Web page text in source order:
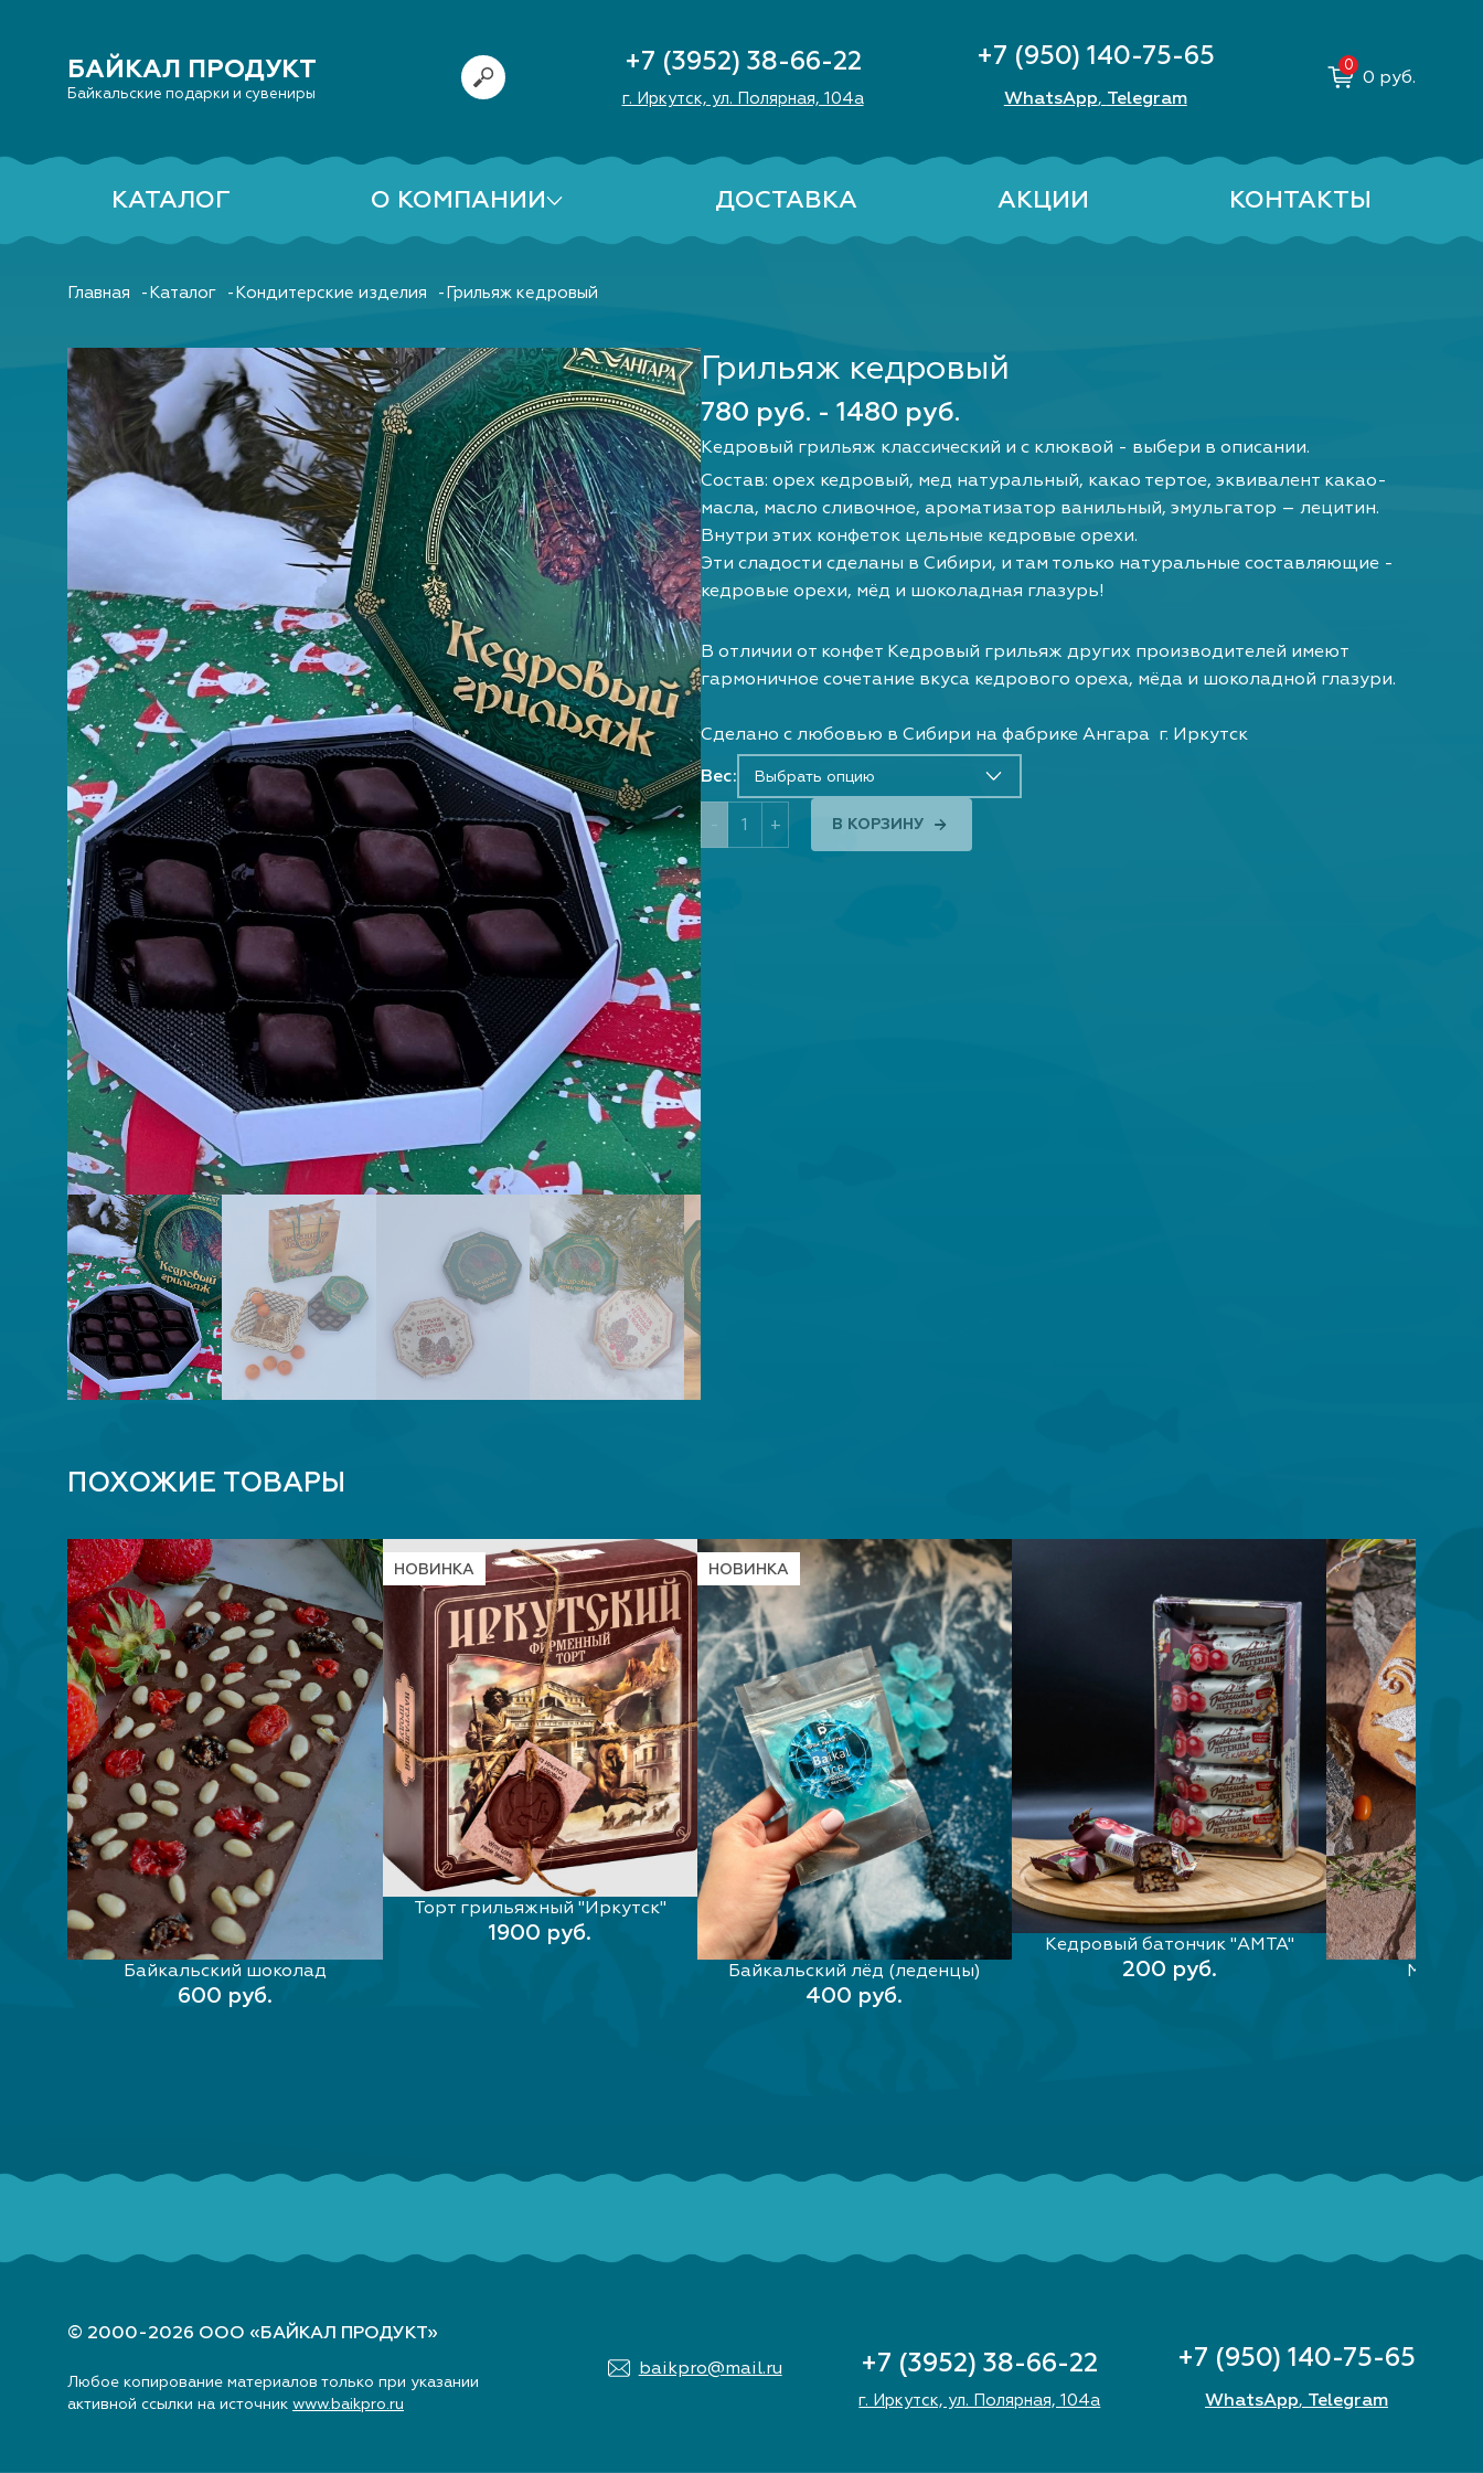
БАЙКАЛ ПРОДУКТ
Байкальские подарки и сувениры
+7 (3952) 38-66-22
г. Иркутск, ул. Полярная, 104а
+7 (950) 140-75-65
WhatsApp, Telegram
0 руб.
КАТАЛОГ О КОМПАНИИ ДОСТАВКА АКЦИИ КОНТАКТЫ
Главная Каталог Кондитерские изделия Грильяж кедровый
Грильяж кедровый
780 руб. - 1480 руб.
Кедровый грильяж классический и с клюквой - выбери в описании.
Состав: орех кедровый, мед натуральный, какао тертое, эквивалент какао-
масла, масло сливочное, ароматизатор ванильный, эмульгатор – лецитин.
Внутри этих конфеток цельные кедровые орехи.
Эти сладости сделаны в Сибири, и там только натуральные составляющие -
кедровые орехи, мёд и шоколадная глазурь!
В отличии от конфет Кедровый грильяж других производителей имеют
гармоничное сочетание вкуса кедрового ореха, мёда и шоколадной глазури.
Сделано с любовью в Сибири на фабрике Ангара г. Иркутск
Вес:
Выбрать опцию
+ В КОРЗИНУ
ПОХОЖИЕ ТОВАРЫ
ВЫБЕРИТЕ ПАРАМЕТРЫ
Байкальский шоколад
600 руб.
НОВИНКА
В КОРЗИНУ
Торт грильяжный "Иркутск"
1900 руб.
НОВИНКА
В КОРЗИНУ
Байкальский лёд (леденцы)
400 руб.
ВЫБЕРИТЕ ПАРАМЕТРЫ
Кедровый батончик "АМТА"
200 руб.
© 2000-2026 ООО «БАЙКАЛ ПРОДУКТ»
Любое копирование материалов только при указании
активной ссылки на источник www.baikpro.ru
baikpro@mail.ru +7 (3952) 38-66-22
г. Иркутск, ул. Полярная, 104а
+7 (950) 140-75-65
WhatsApp, Telegram